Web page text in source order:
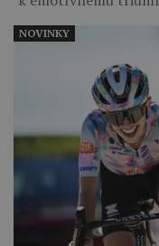
NOVINKY